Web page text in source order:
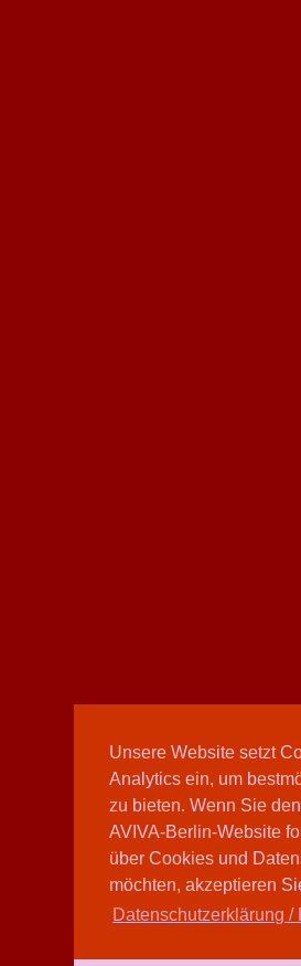
Unsere Website setzt
Analytics ein, um
zu bieten. Wenn Sie
AVIVA-Berlin-Website
über Cookies und
möchten, akzeptieren
Datenschutzerklärung /